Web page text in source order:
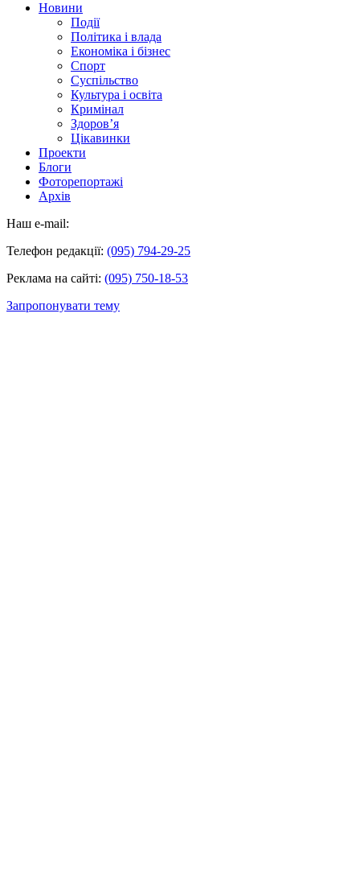
Новини
Події
Політика і влада
Економіка і бізнес
Спорт
Суспільство
Культура і освіта
Кримінал
Здоров’я
Цікавинки
Проекти
Блоги
Фоторепортажі
Архів
Наш e-mail:
Телефон редакції: (095) 794-29-25
Реклама на сайті: (095) 750-18-53
Запропонувати тему